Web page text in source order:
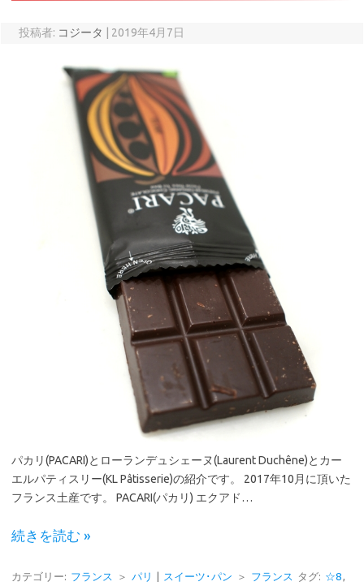
投稿者: コジータ 2019年4月7日
パカリ(PACARI)とローランデュシェーヌ(Laurent Duchêne)とカー
エルパティスリー(KL Pâtisserie)の紹介です。 2017年10月に頂いた
フランス土産です。 PACARI(パカリ) エクアド…
続きを読む »
カテゴリー: フランス ＞ パリ スイーツ･パン ＞ フランス タグ: ☆8,